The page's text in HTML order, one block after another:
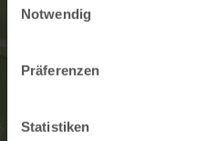
Notwendig
Präferenzen
Statistiken